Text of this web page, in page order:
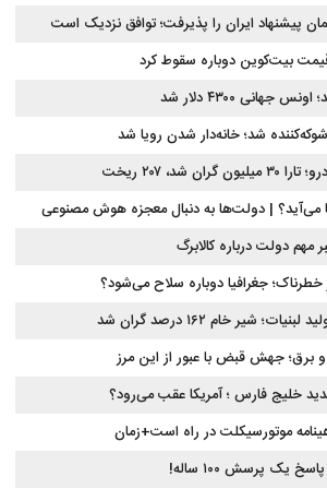
پیشنهاد ایران را پذیرفت؛ توافق نزدیک است
قیمت بیت‌کوین دوباره سقوط کرد
۴۳۰۰ دلار شد
شد؛ خانه‌دار شدن رویا شد
۲۰۷ ریخت
می‌آید؟ | دولت‌ها به دنبال معجزه هوش مصنوعی
دولت درباره کالابرگ
جغرافیا دوباره سلاح می‌شود؟
شیر خام ۱۶۲ درصد گران شد
برق؛ جهش قبض با عبور از این مرز
خلیج فارس ؛ آمریکا عقب می‌رود؟
موتورسیکلت در راه است+زمان
یک پرسش ۱۰۰ ساله!